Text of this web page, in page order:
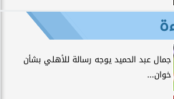
جمال عبد الحميد يوجه رسالة للأهلي بشأن
خوان...